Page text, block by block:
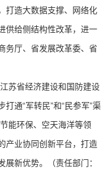
打造大数据支撑、网络化
供给侧结构性改革，进一
务厅、省发展改革委、省
苏省经济建设和国防建设
通“军转民”和“民参军”渠
能环保、空天海洋等领
产业协同创新平台，打造
新优势。（责任部门：